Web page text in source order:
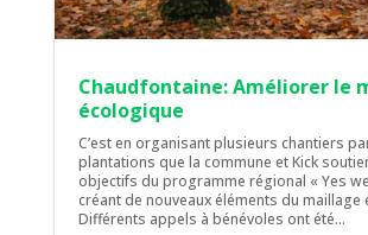
Chaudfontaine: Améliorer le
écologique
C’est en organisant plusieurs chantiers
plantations que la commune et Kick
objectifs du programme régional « Yes
créant de nouveaux éléments du maillage
Différents appels à bénévoles ont été...